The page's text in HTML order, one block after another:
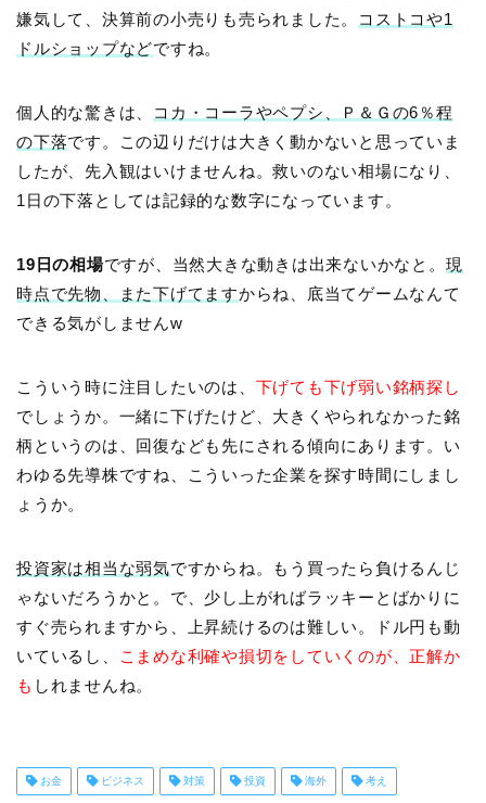
嫌気して、決算前の小売りも売られました。
コストコや1
ドルショップなどですね。
個人的な驚きは、
コカ・コーラやペプシ、Ｐ＆Ｇの6％程
の下落です。この辺りだけは大きく動かないと思っていま
したが、先入観はいけませんね。救いのない相場になり、
1日の下落としては記録的な数字になっています。
19日の相場ですが、当然大きな動きは出来ないかなと。 現
時点で先物、また下げてますからね、底当てゲームなんて
できる気がしませんw
こういう時に注目したいのは、 下げても下げ弱い銘柄探し
でしょうか。一緒に下げたけど、大きくやられなかった銘
柄というのは、回復なども先にされる傾向にあります。い
わゆる先導株ですね、こういった企業を探す時間にしまし
ょうか。
投資家は相当な弱気ですからね。もう買ったら負けるんじ
ゃないだろうかと。で、少し上がればラッキーとばかりに
すぐ売られますから、上昇続けるのは難しい。ドル円も動
いているし、
こまめな利確や損切をしていくのが、正解か
も しれませんね。
お金 ビジネス 対策 投資 海外 考え